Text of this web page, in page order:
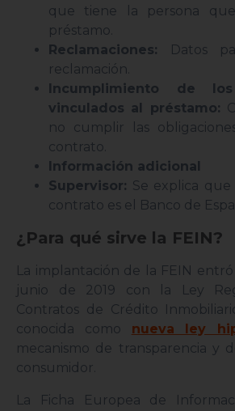
que tiene la persona
préstamo.
Reclamaciones:
Datos
reclamación.
Incumplimiento de los
vinculados al préstamo:
no cumplir las
contrato.
Información adicional
Supervisor: Se explica que
contrato es el Banco de
¿Para qué sirve la FEIN?
La implantación de la FEIN
junio de 2019 con la Ley
Contratos de Crédito
conocida como nueva ley
mecanismo de transparencia y
consumidor.
La Ficha Europea de